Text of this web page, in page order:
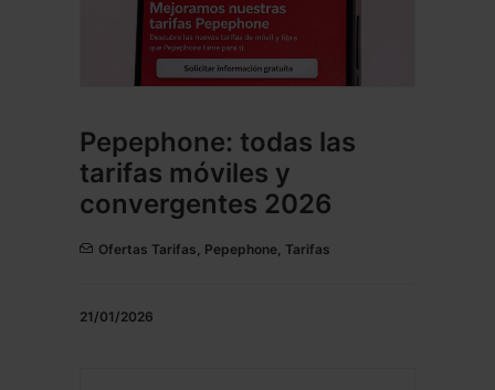
Pepephone: todas las
tarifas móviles y
convergentes 2026
Ofertas Tarifas, Pepephone, Tarifas
21/01/2026